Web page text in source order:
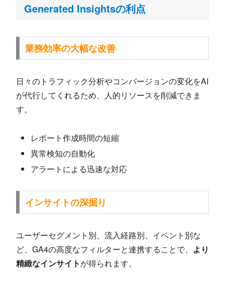
Generated Insightsの利点
業務効率の大幅な改善
日々のトラフィック分析やコンバージョンの変化をAI
が代行してくれるため、人的リソースを削減できま
す。
レポート作成時間の短縮
異常検知の自動化
アラートによる迅速な対応
インサイトの深掘り
ユーザーセグメント別、流入経路別、イベント別な
ど、GA4の高度なフィルターと連携することで、 より
精緻なインサイトが得られます。